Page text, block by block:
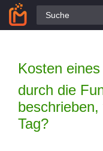
Alle Fragen
Kosten
durch die
Tag?